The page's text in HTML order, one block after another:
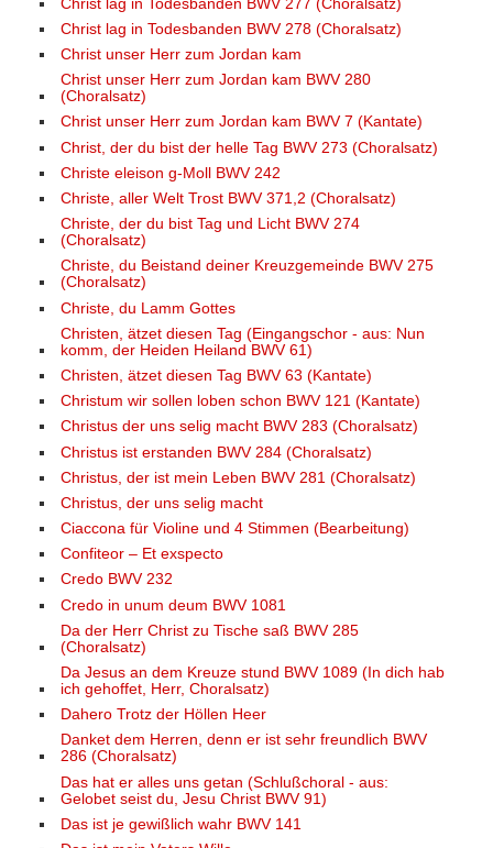
Christ lag in Todesbanden BWV 277 (Choralsatz)
Christ lag in Todesbanden BWV 278 (Choralsatz)
Christ unser Herr zum Jordan kam
Christ unser Herr zum Jordan kam BWV 280
(Choralsatz)
Christ unser Herr zum Jordan kam BWV 7 (Kantate)
Christ, der du bist der helle Tag BWV 273 (Choralsatz)
Christe eleison g-Moll BWV 242
Christe, aller Welt Trost BWV 371,2 (Choralsatz)
Christe, der du bist Tag und Licht BWV 274
(Choralsatz)
Christe, du Beistand deiner Kreuzgemeinde BWV 275
(Choralsatz)
Christe, du Lamm Gottes
Christen, ätzet diesen Tag (Eingangschor - aus: Nun
komm, der Heiden Heiland BWV 61)
Christen, ätzet diesen Tag BWV 63 (Kantate)
Christum wir sollen loben schon BWV 121 (Kantate)
Christus der uns selig macht BWV 283 (Choralsatz)
Christus ist erstanden BWV 284 (Choralsatz)
Christus, der ist mein Leben BWV 281 (Choralsatz)
Christus, der uns selig macht
Ciaccona für Violine und 4 Stimmen (Bearbeitung)
Confiteor – Et exspecto
Credo BWV 232
Credo in unum deum BWV 1081
Da der Herr Christ zu Tische saß BWV 285
(Choralsatz)
Da Jesus an dem Kreuze stund BWV 1089 (In dich hab
ich gehoffet, Herr, Choralsatz)
Dahero Trotz der Höllen Heer
Danket dem Herren, denn er ist sehr freundlich BWV
286 (Choralsatz)
Das hat er alles uns getan (Schlußchoral - aus:
Gelobet seist du, Jesu Christ BWV 91)
Das ist je gewißlich wahr BWV 141